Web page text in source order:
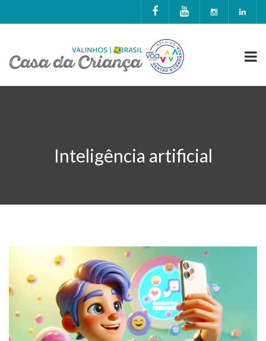
Inteligência artificial